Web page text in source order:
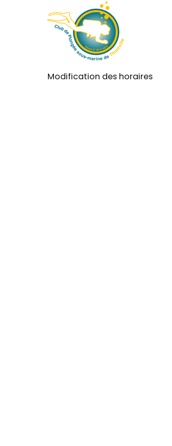
Modification des horaires